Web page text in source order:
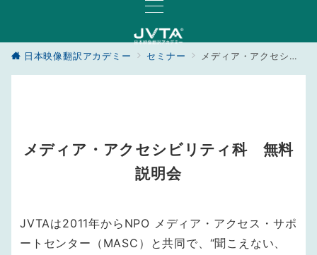
日本映像翻訳アカデミー セミナー メディア・アクセシビリティ科 無料学校説明会
メディア・アクセシビリティ科 無料
説明会
JVTAは2011年からNPO メディア・アクセス・サポ
ートセンター（MASC）と共同で、“聞こえない、